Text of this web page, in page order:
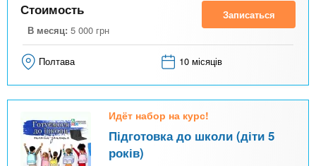
Стоимость
В месяц: 5 000 грн
Записаться
Полтава 10 місяців
Идёт набор на курс!
Підготовка до школи (діти 5
років)